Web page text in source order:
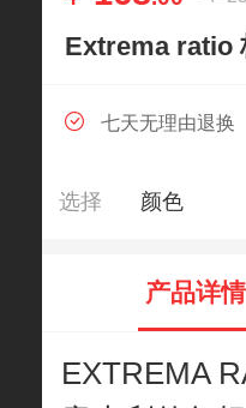
Extrema ratio
七天无理由退换
选择 颜色
产品详情
EXTREMA